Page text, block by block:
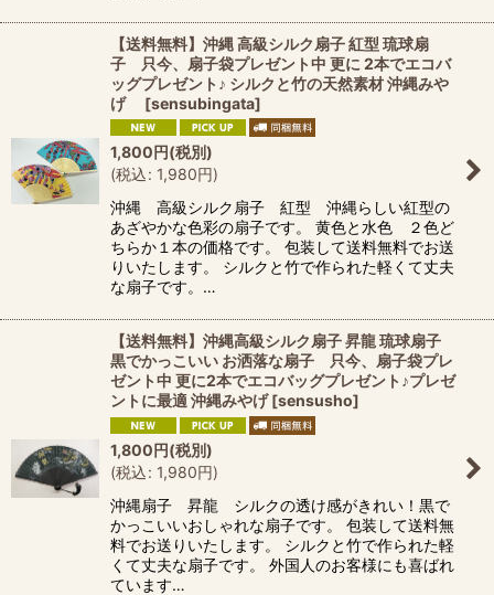
【送料無料】沖縄 高級シルク扇子 紅型 琉球扇
子 只今、扇子袋プレゼント中 更に 2本でエコバ
ッグプレゼント♪ シルクと竹の天然素材 沖縄みや
げ
[sensubingata]
1,800円(税別)
(税込: 1,980円)
沖縄 高級シルク扇子 紅型 沖縄らしい紅型の
あざやかな色彩の扇子です。 黄色と水色 ２色ど
ちらか１本の価格です。 包装して送料無料でお送
りいたします。 シルクと竹で作られた軽くて丈夫
な扇子です。…
【送料無料】沖縄高級シルク扇子 昇龍 琉球扇子
黒でかっこいい お洒落な扇子 只今、扇子袋プレ
ゼント中 更に2本でエコバッグプレゼント♪プレゼ
ントに最適 沖縄みやげ [sensusho]
1,800円(税別)
(税込: 1,980円)
沖縄扇子 昇龍 シルクの透け感がきれい！黒で
かっこいいおしゃれな扇子です。 包装して送料無
料でお送りいたします。 シルクと竹で作られた軽
くて丈夫な扇子です。 外国人のお客様にも喜ばれ
ています…